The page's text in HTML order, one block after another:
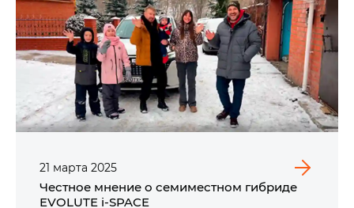
21 марта 2025
Честное мнение о семиместном гибриде
EVOLUTE i‑SPACE